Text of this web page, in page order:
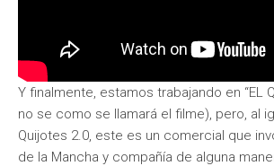
Y finalmente, estamos trabajando en “EL
no se como se llamará el filme), pero, al
Quijotes 2.0, este es un comercial que
de la Mancha y compañía de alguna